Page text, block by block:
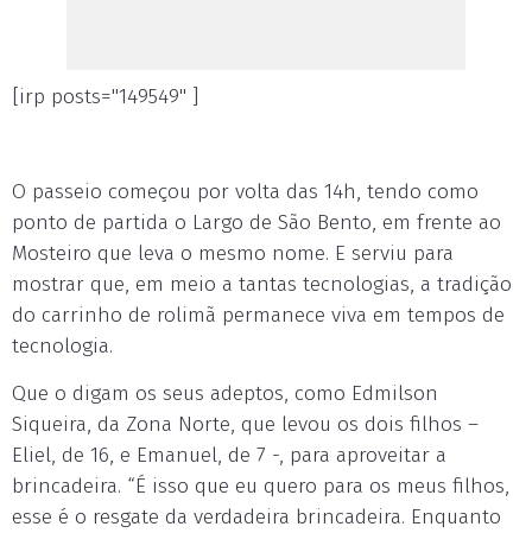
[irp posts="149549" ]
O passeio começou por volta das 14h, tendo como
ponto de partida o Largo de São Bento, em frente ao
Mosteiro que leva o mesmo nome. E serviu para
mostrar que, em meio a tantas tecnologias, a tradição
do carrinho de rolimã permanece viva em tempos de
tecnologia.
Que o digam os seus adeptos, como Edmilson
Siqueira, da Zona Norte, que levou os dois filhos –
Eliel, de 16, e Emanuel, de 7 -, para aproveitar a
brincadeira. “É isso que eu quero para os meus filhos,
esse é o resgate da verdadeira brincadeira. Enquanto